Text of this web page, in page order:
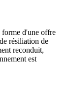
forme d'une offre
résiliation de
reconduit,
est